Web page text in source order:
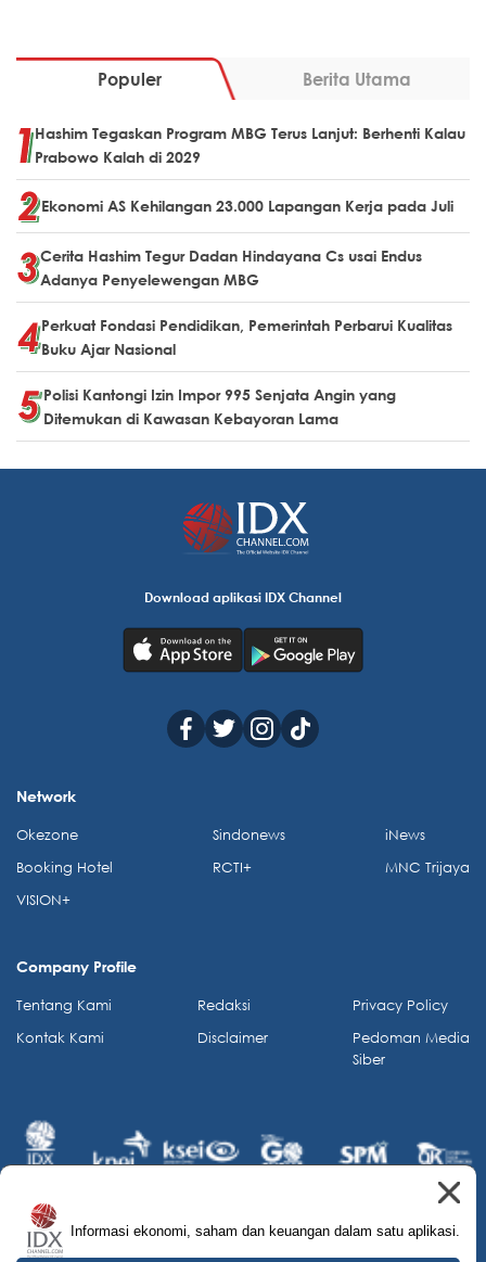
Populer Berita Utama
Hashim Tegaskan Program MBG Terus Lanjut: Berhenti Kalau
Prabowo Kalah di 2029
Ekonomi AS Kehilangan 23.000 Lapangan Kerja pada Juli
Cerita Hashim Tegur Dadan Hindayana Cs usai Endus
Adanya Penyelewengan MBG
Perkuat Fondasi Pendidikan, Pemerintah Perbarui Kualitas
Buku Ajar Nasional
Polisi Kantongi Izin Impor 995 Senjata Angin yang
Ditemukan di Kawasan Kebayoran Lama
Informasi ekonomi, saham dan keuangan dalam satu aplikasi.
Download aplikasi IDX Channel
Network
Okezone
Booking Hotel
VISION+
Sindonews
RCTI+
iNews
MNC Trijaya
Company Profile
Tentang Kami
Kontak Kami
Redaksi
Disclaimer
Privacy Policy
Pedoman Media
Siber
© 2026 IDX Channel. All Rights Reserved.